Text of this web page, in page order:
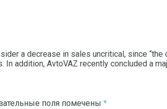
a decrease in sales uncritical, since
addition, AvtoVAZ recently concluded a
поля помечены *